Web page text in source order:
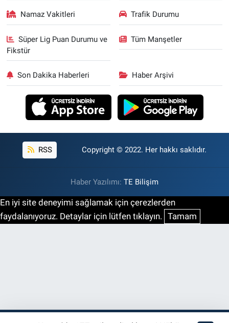
Namaz Vakitleri Trafik Durumu
Süper Lig Puan Durumu ve
Fikstür
Tüm Manşetler
Son Dakika Haberleri Haber Arşivi
RSS Copyright © 2022. Her hakkı saklıdır.
Haber Yazılımı: TE Bilişim
En iyi site deneyimi sağlamak için çerezlerden
faydalanıyoruz. Detaylar için lütfen tıklayın. Tamam